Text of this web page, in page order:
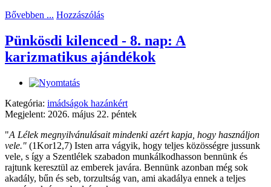
Bővebben ... Hozzászólás
Pünkösdi kilenced - 8. nap: A
karizmatikus ajándékok
Kategória: imádságok hazánkért
Megjelent: 2026. május 22. péntek
"A Lélek megnyilvánulásait mindenki azért kapja, hogy használjon
vele." (1Kor12,7) Isten arra vágyik, hogy teljes közösségre jussunk
vele, s így a Szentlélek szabadon munkálkodhasson bennünk és
rajtunk keresztül az emberek javára. Bennünk azonban még sok
akadály, bűn és seb, torzultság van, ami akadálya ennek a teljes